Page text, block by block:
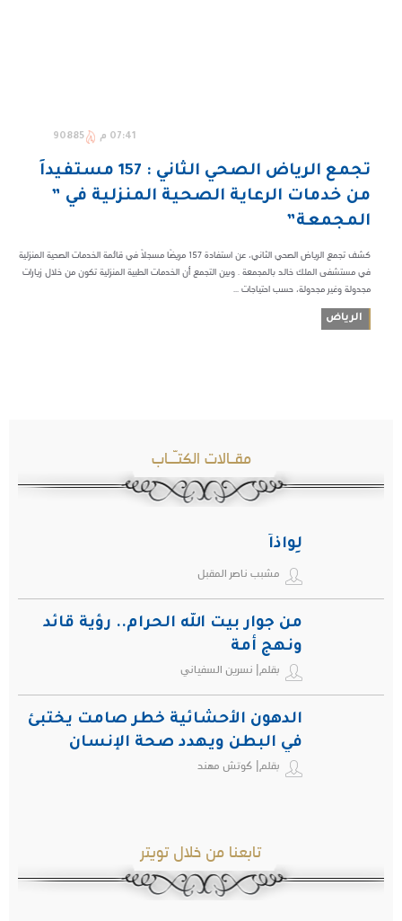
07:41 م 90885
تجمع الرياض الصحي الثاني : 157 مستفيداً
من خدمات الرعاية الصحية المنزلية في ”
المجمعة”
كشف تجمع الرياض الصحي الثاني، عن استفادة 157 مريضًا مسجلًا في قائمة الخدمات الصحية المنزلية
في مستشفى الملك خالد بالمجمعة . وبين التجمع أن الخدمات الطبية المنزلية تكون من خلال زيارات
مجدولة وغير مجدولة، حسب احتياجات ...
الرياض
مقـالات الكتـّـاب
لِواذاً
مشبب ناصر المقبل
من جوار بيت الله الحرام.. رؤية قائد
ونهج أمة
بقلم| نسرين السفياني
الدهون الأحشائية خطر صامت يختبئ
في البطن ويهدد صحة الإنسان
بقلم| كوتش مهند
تابعنا من خلال تويتر